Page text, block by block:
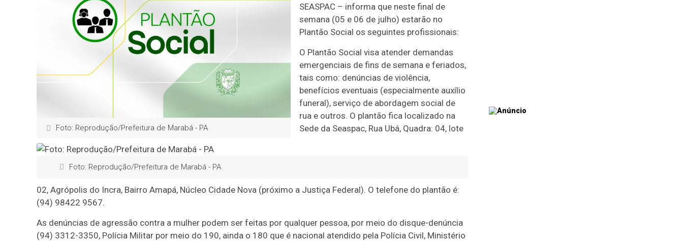
Foto: Reprodução/Prefeitura de Marabá - PA
SEASPAC – informa que neste final de
semana (05 e 06 de julho) estarão no
Plantão Social os seguintes profissionais:
Foto: Reprodução/Prefeitura de Marabá - PA
O Plantão Social visa atender demandas
emergenciais de fins de semana e feriados,
tais como: denúncias de violência,
benefícios eventuais (especialmente auxílio
funeral), serviço de abordagem social de
rua e outros. O plantão fica localizado na
Sede da Seaspac, Rua Ubá, Quadra: 04, lote
02, Agrópolis do Incra, Bairro Amapá, Núcleo Cidade Nova (próximo a Justiça Federal). O telefone do plantão é:
(94) 98422 9567.
As denúncias de agressão contra a mulher podem ser feitas por qualquer pessoa, por meio do disque-denúncia
(94) 3312-3350, Polícia Militar por meio do 190, ainda o 180 que é nacional atendido pela Polícia Civil, Ministério